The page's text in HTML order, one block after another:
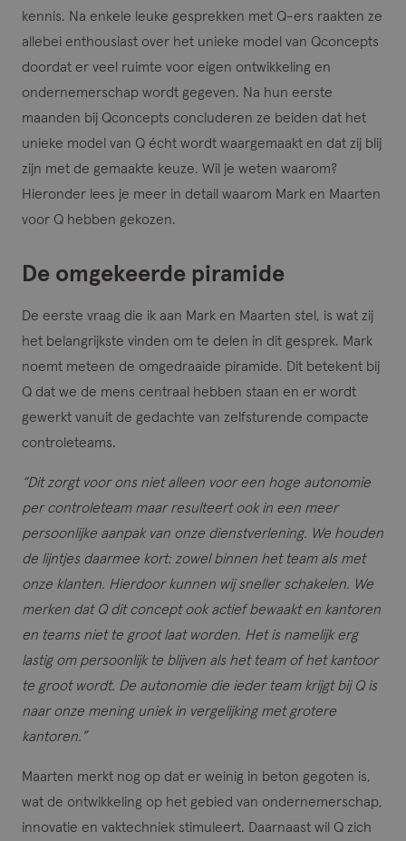
kennis. Na enkele leuke gesprekken met Q-ers raakten ze
allebei enthousiast over het unieke model van Qconcepts
doordat er veel ruimte voor eigen ontwikkeling en
ondernemerschap wordt gegeven. Na hun eerste
maanden bij Qconcepts concluderen ze beiden dat het
unieke model van Q écht wordt waargemaakt en dat zij blij
zijn met de gemaakte keuze. Wil je weten waarom?
Hieronder lees je meer in detail waarom Mark en Maarten
voor Q hebben gekozen.
De omgekeerde piramide
De eerste vraag die ik aan Mark en Maarten stel, is wat zij
het belangrijkste vinden om te delen in dit gesprek. Mark
noemt meteen de omgedraaide piramide. Dit betekent bij
Q dat we de mens centraal hebben staan en er wordt
gewerkt vanuit de gedachte van zelfsturende compacte
controleteams.
“Dit zorgt voor ons niet alleen voor een hoge autonomie
per controleteam maar resulteert ook in een meer
persoonlijke aanpak van onze dienstverlening. We houden
de lijntjes daarmee kort: zowel binnen het team als met
onze klanten. Hierdoor kunnen wij sneller schakelen. We
merken dat Q dit concept ook actief bewaakt en kantoren
en teams niet te groot laat worden. Het is namelijk erg
lastig om persoonlijk te blijven als het team of het kantoor
te groot wordt. De autonomie die ieder team krijgt bij Q is
naar onze mening uniek in vergelijking met grotere
kantoren.”
Maarten merkt nog op dat er weinig in beton gegoten is,
wat de ontwikkeling op het gebied van ondernemerschap,
innovatie en vaktechniek stimuleert. Daarnaast wil Q zich